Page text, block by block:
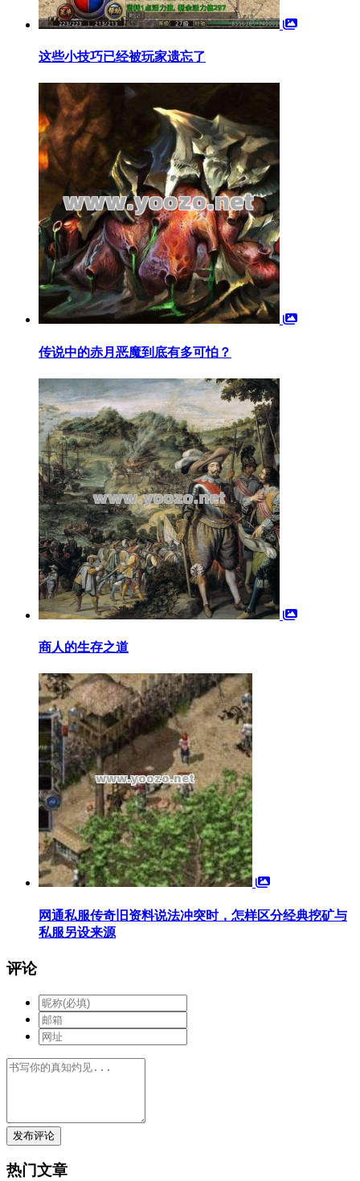
这些小技巧已经被玩家遗忘了
传说中的赤月恶魔到底有多可怕？
商人的生存之道
网通私服传奇旧资料说法冲突时，怎样区分经典挖矿与
私服另设来源
评论
发布评论
热门文章